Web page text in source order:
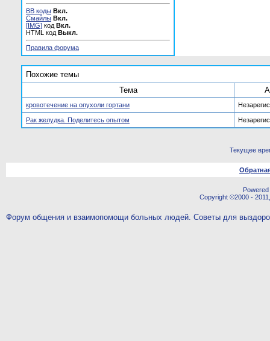
BB коды Вкл.
Смайлы Вкл.
[IMG] код Вкл.
HTML код Выкл.
Правила форума
Похожие темы
Тема
кровотечение на опухоли гортани
Рак желудка. Поделитесь опытом
Текущее
Copyright ©2000 -
Форум общения и взаимопомощи больных людей. Советы для